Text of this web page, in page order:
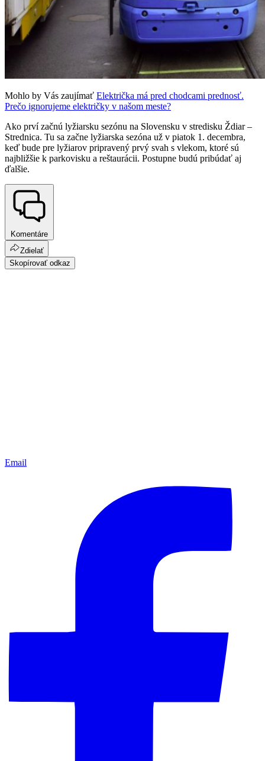
Mohlo by Vás zaujímať Električka má pred chodcami prednosť.
Prečo ignorujeme električky v našom meste?
Ako prví začnú lyžiarsku sezónu na Slovensku v stredisku Ždiar –
Strednica. Tu sa začne lyžiarska sezóna už v piatok 1. decembra,
keď bude pre lyžiarov pripravený prvý svah s vlekom, ktoré sú
najbližšie k parkovisku a reštaurácii. Postupne budú pribúdať aj
ďalšie.
Komentáre
Zdielať
Skopírovať odkaz
Email